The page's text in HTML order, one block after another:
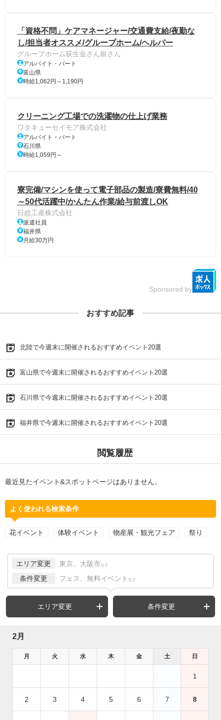
「資格不問」ケアマネージャー/交通費支給/夜勤な
し/担当者オススメ/グループホーム/ヘルパー
グループホーム荻生金さん銀さん
アルバイト・パート
富山県
時給1,062円～1,190円
クリーニング工場での洗濯物の仕上げ業務
ワタキューセイモア株式会社
アルバイト・パート
石川県
時給1,059円～
寮完備/マシンを使って電子部品の製造/寮費無料/40
～50代活躍中/かんたん作業/給与前渡しOK
日総工産株式会社
派遣社員
福井県
月給30万円
Sponsored by
おすすめ記事
北陸で今週末に開催されるおすすめイベント20選
富山県で今週末に開催されるおすすめイベント20選
石川県で今週末に開催されるおすすめイベント20選
福井県で今週末に開催されるおすすめイベント20選
閲覧履歴
最近見たイベント&スポットページはありません。
よく使われる検索条件
花イベント 体験イベント 物産展・観光フェア 祭り
エリア変更 東京、大阪市 など
条件変更 フェス、無料イベント など
エリア変更 条件変更
2月
月 火 水 木 金 土 日
1
2 3 4 5 6 7 8